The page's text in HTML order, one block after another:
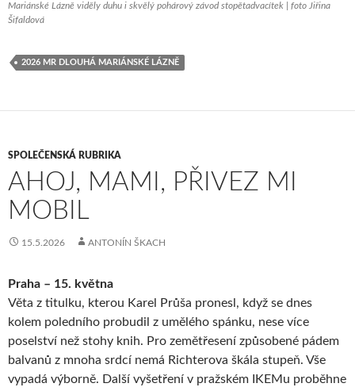
Mariánské Lázně viděly duhu i skvělý pohárový závod stopětadvacítek | foto Jiřina
Šifaldová
2026 MR DLOUHÁ MARIÁNSKÉ LÁZNĚ
SPOLEČENSKÁ RUBRIKA
AHOJ, MAMI, PŘIVEZ MI
MOBIL
15.5.2026 ANTONÍN ŠKACH
Praha – 15. května
Věta z titulku, kterou Karel Průša pronesl, když se dnes
kolem poledního probudil z umělého spánku, nese více
poselství než stohy knih. Pro zemětřesení způsobené pádem
balvanů z mnoha srdcí nemá Richterova škála stupeň. Vše
vypadá výborně. Další vyšetření v pražském IKEMu proběhne